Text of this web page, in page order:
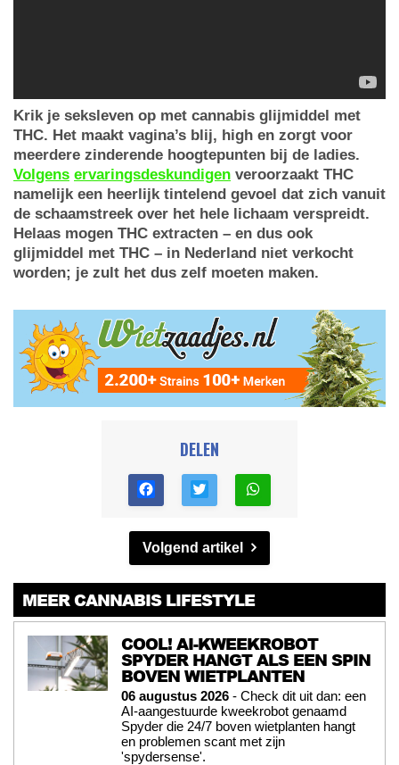
Krik je seksleven op met cannabis glijmiddel met
THC. Het maakt vagina’s blij, high en zorgt voor
meerdere zinderende hoogtepunten bij de ladies.
Volgens ervaringsdeskundigen veroorzaakt THC
namelijk een heerlijk tintelend gevoel dat zich vanuit
de schaamstreek over het hele lichaam verspreidt.
Helaas mogen THC extracten – en dus ook
glijmiddel met THC – in Nederland niet verkocht
worden; je zult het dus zelf moeten maken.
DELEN
Volgend artikel
MEER CANNABIS LIFESTYLE
COOL! AI-KWEEKROBOT
SPYDER HANGT ALS EEN SPIN
BOVEN WIETPLANTEN
06 augustus 2026 - Check dit uit dan: een
AI-aangestuurde kweekrobot genaamd
Spyder die 24/7 boven wietplanten hangt
en problemen scant met zijn
'spydersense'.